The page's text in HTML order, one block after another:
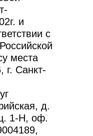
и
с
места
г. Санкт-
д.
1-Н, оф.